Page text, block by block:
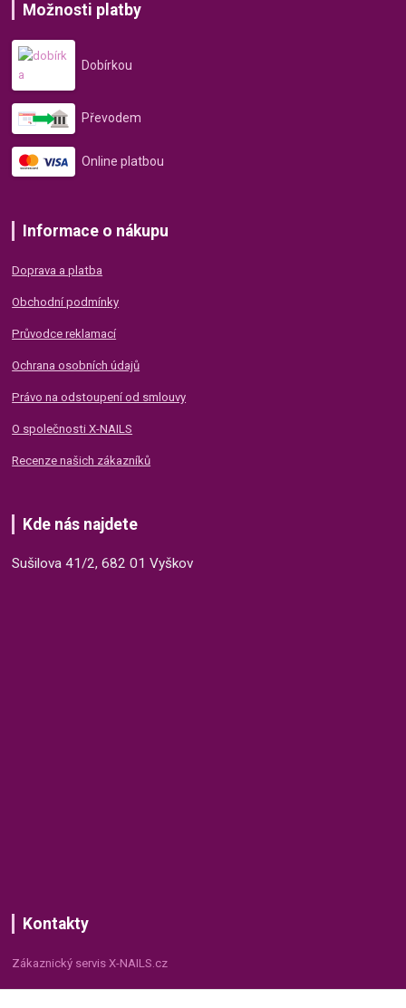
Možnosti platby
Dobírkou
Převodem
Online platbou
Informace o nákupu
Doprava a platba
Obchodní podmínky
Průvodce reklamací
Ochrana osobních údajů
Právo na odstoupení od smlouvy
O společnosti X-NAILS
Recenze našich zákazníků
Kde nás najdete
Sušilova 41/2, 682 01 Vyškov
Kontakty
Zákaznický servis X-NAILS.cz